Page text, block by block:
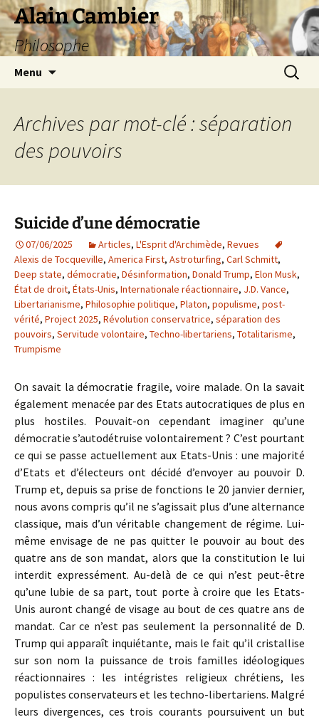
Aller
au
contenu
Alain Cambier
Philosophe
Menu
Archives par mot-clé : séparation
des pouvoirs
Suicide d’une démocratie
07/06/2025 Articles, L'Esprit d'Archimède, Revues
Alexis de Tocqueville, America First, Astroturfing, Carl Schmitt,
Deep state, démocratie, Désinformation, Donald Trump, Elon Musk,
État de droit, États-Unis, Internationale réactionnaire, J.D. Vance,
Libertarianisme, Philosophie politique, Platon, populisme, post-
vérité, Project 2025, Révolution conservatrice, séparation des
pouvoirs, Servitude volontaire, Techno-libertariens, Totalitarisme,
Trumpisme
On savait la démocratie fragile, voire malade. On la savait
également menacée par des Etats autocratiques de plus en
plus hostiles. Pouvait-on cependant imaginer qu’une
démocratie s’autodétruise volontairement ? C’est pourtant
ce qui se passe actuellement aux Etats-Unis : une majorité
d’Etats et d’électeurs ont décidé d’envoyer au pouvoir D.
Trump et, depuis sa prise de fonctions le 20 janvier dernier,
nous avons compris qu’il ne s’agissait plus d’une alternance
classique, mais d’un véritable changement de régime. Lui-
même envisage de ne pas quitter le pouvoir au bout des
quatre ans de son mandat, alors que la constitution le lui
interdit expressément. Au-delà de ce qui n’est peut-être
qu’une lubie de sa part, tout porte à croire que les Etats-
Unis auront changé de visage au bout de ces quatre ans de
mandat. Car ce n’est pas seulement la personnalité de D.
Trump qui apparaît inquiétante, mais le fait qu’il cristallise
sur son nom la puissance de trois familles idéologiques
réactionnaires : les intégristes religieux chrétiens, les
populistes conservateurs et les techno-libertariens. Malgré
leurs divergences, ces trois courants poursuivent un but